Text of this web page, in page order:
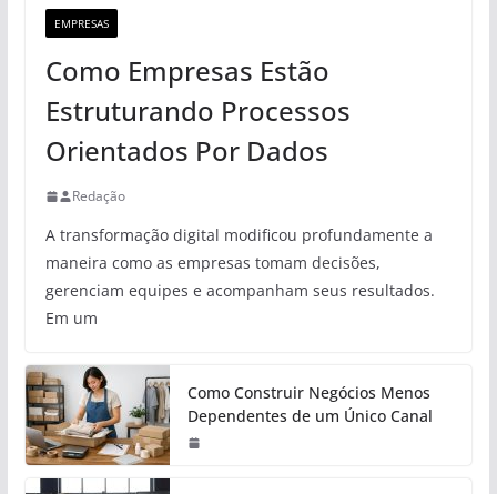
EMPRESAS
Como Empresas Estão
Estruturando Processos
Orientados Por Dados
Redação
A transformação digital modificou profundamente a
maneira como as empresas tomam decisões,
gerenciam equipes e acompanham seus resultados.
Em um
Como Construir Negócios Menos
Dependentes de um Único Canal